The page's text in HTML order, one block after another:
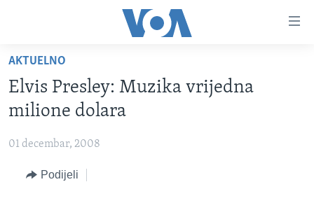
glavni
sadržaj
Pređi
na
glavnu
TV PROGRAM
VIDEO
VIJESTI
SJEDINJENE AMERIČKE DRŽAVE
NAUKA I TEHNOLOGIJA
AKTUELNO
Elvis Presley: Muzika vrijedna
milione dolara
01 decembar, 2008
Podijeli